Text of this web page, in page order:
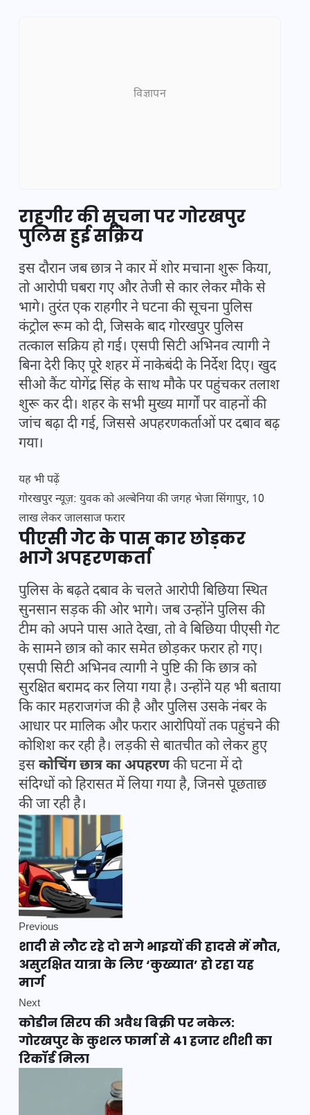
विज्ञापन
राहगीर की सूचना पर गोरखपुर
पुलिस हुई सक्रिय
इस दौरान जब छात्र ने कार में शोर मचाना शुरू किया,
तो आरोपी घबरा गए और तेजी से कार लेकर मौके से
भागे। तुरंत एक राहगीर ने घटना की सूचना पुलिस
कंट्रोल रूम को दी, जिसके बाद गोरखपुर पुलिस
तत्काल सक्रिय हो गई। एसपी सिटी अभिनव त्यागी ने
बिना देरी किए पूरे शहर में नाकेबंदी के निर्देश दिए। खुद
सीओ कैंट योगेंद्र सिंह के साथ मौके पर पहुंचकर तलाश
शुरू कर दी। शहर के सभी मुख्य मार्गों पर वाहनों की
जांच बढ़ा दी गई, जिससे अपहरणकर्ताओं पर दबाव बढ़
गया।
यह भी पढ़ें
गोरखपुर न्यूज़: युवक को अल्बेनिया की जगह भेजा सिंगापुर, 10
लाख लेकर जालसाज फरार
पीएसी गेट के पास कार छोड़कर
भागे अपहरणकर्ता
पुलिस के बढ़ते दबाव के चलते आरोपी बिछिया स्थित
सुनसान सड़क की ओर भागे। जब उन्होंने पुलिस की
टीम को अपने पास आते देखा, तो वे बिछिया पीएसी गेट
के सामने छात्र को कार समेत छोड़कर फरार हो गए।
एसपी सिटी अभिनव त्यागी ने पुष्टि की कि छात्र को
सुरक्षित बरामद कर लिया गया है। उन्होंने यह भी बताया
कि कार महराजगंज की है और पुलिस उसके नंबर के
आधार पर मालिक और फरार आरोपियों तक पहुंचने की
कोशिश कर रही है। लड़की से बातचीत को लेकर हुए
इसकोचिंग छात्र का अपहरणकी घटना में दो
संदिग्धों को हिरासत में लिया गया है, जिनसे पूछताछ
की जा रही है।
Previous
शादी से लौट रहे दो सगे भाइयों की हादसे में मौत,
असुरक्षित यात्रा के लिए ‘कुख्यात’ हो रहा यह
मार्ग
Next
कोडीन सिरप की अवैध बिक्री पर नकेल:
गोरखपुर के कुशल फार्मा से 41 हजार शीशी का
रिकॉर्ड मिला